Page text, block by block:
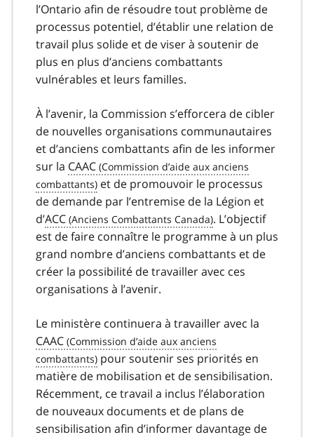
l’Ontario afin de résoudre tout problème de
processus potentiel, d’établir une relation de
travail plus solide et de viser à soutenir de
plus en plus d’anciens combattants
vulnérables et leurs familles.
À l’avenir, la Commission s’efforcera de cibler
de nouvelles organisations communautaires
et d’anciens combattants afin de les informer
sur la CAAC
et de promouvoir le processus
de demande par l’entremise de la Légion et
d’ACC
. L’objectif
est de faire connaître le programme à un plus
grand nombre d’anciens combattants et de
créer la possibilité de travailler avec ces
organisations à l’avenir.
Le ministère continuera à travailler avec la
CAAC
pour soutenir ses priorités en
matière de mobilisation et de sensibilisation.
Récemment, ce travail a inclus l’élaboration
de nouveaux documents et de plans de
sensibilisation afin d’informer davantage de